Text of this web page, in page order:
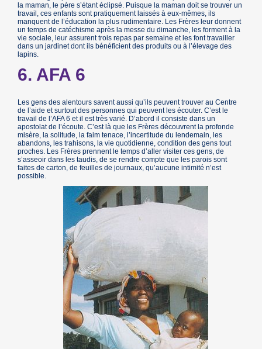
la maman, le père s’étant éclipsé. Puisque la maman doit se trouver un
travail, ces enfants sont pratiquement laissés à eux-mêmes, ils
manquent de l’éducation la plus rudimentaire. Les Frères leur donnent
un temps de catéchisme après la messe du dimanche, les forment à la
vie sociale, leur assurent trois repas par semaine et les font travailler
dans un jardinet dont ils bénéficient des produits ou à l’élevage des
lapins.
6. AFA 6
Les gens des alentours savent aussi qu’ils peuvent trouver au Centre
de l’aide et surtout des personnes qui peuvent les écouter. C’est le
travail de l’AFA 6 et il est très varié. D’abord il consiste dans un
apostolat de l’écoute. C’est là que les Frères découvrent la profonde
misère, la solitude, la faim tenace, l’incertitude du lendemain, les
abandons, les trahisons, la vie quotidienne, condition des gens tout
proches. Les Frères prennent le temps d’aller visiter ces gens, de
s’asseoir dans les taudis, de se rendre compte que les parois sont
faites de carton, de feuilles de journaux, qu’aucune intimité n’est
possible.